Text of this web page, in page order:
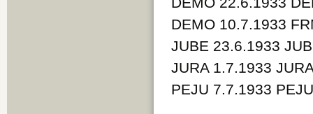
DEMO 10.7.1933
JUBE 23.6.1933
JURA 1.7.1933
PEJU 7.7.1933